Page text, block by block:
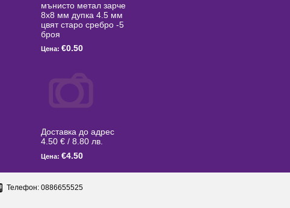
мънисто метал зарче
8x8 мм дупка 4.5 мм
цвят старо сребро -5
броя
Цена: €0.50
Доставка до адрес
4.50 € / 8.80 лв.
Цена: €4.50
Телефон: 0886655525